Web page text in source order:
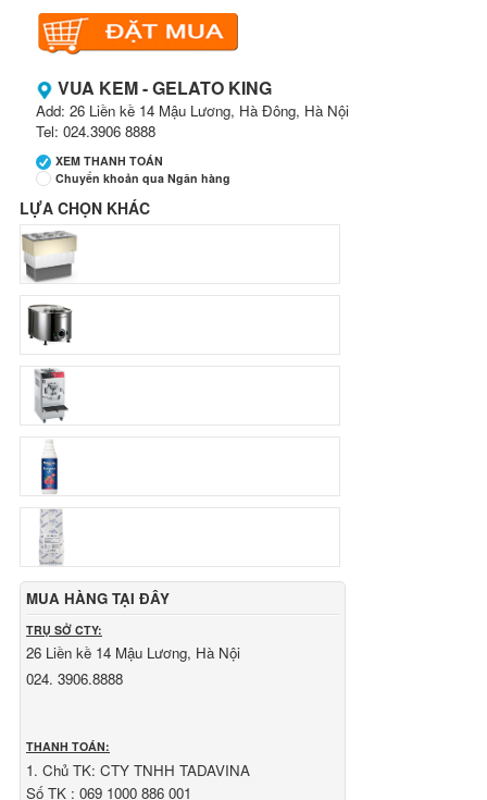
VUA KEM - GELATO KING
Add: 26 Liền kề 14 Mậu Lương, Hà Đông, Hà Nội
Tel: 024.3906 8888
XEM THANH TOÁN
Chuyển khoản qua Ngân hàng
Ngân hàng Ngoại thương Việt Nam
Chủ TK:
CÔNG TY TNHH TADAVINA
Chi nhánh:
VBbank Hà Nội
Số TK:
1986 883 888
LỰA CHỌN KHÁC
MUA HÀNG TẠI ĐÂY
TRỤ SỞ CTY:
26 Liền kề 14 Mậu Lương, Hà Nội
024. 3906.8888
THANH TOÁN:
1. Chủ TK: CTY TNHH TADAVINA
Số TK : 069 1000 886 001